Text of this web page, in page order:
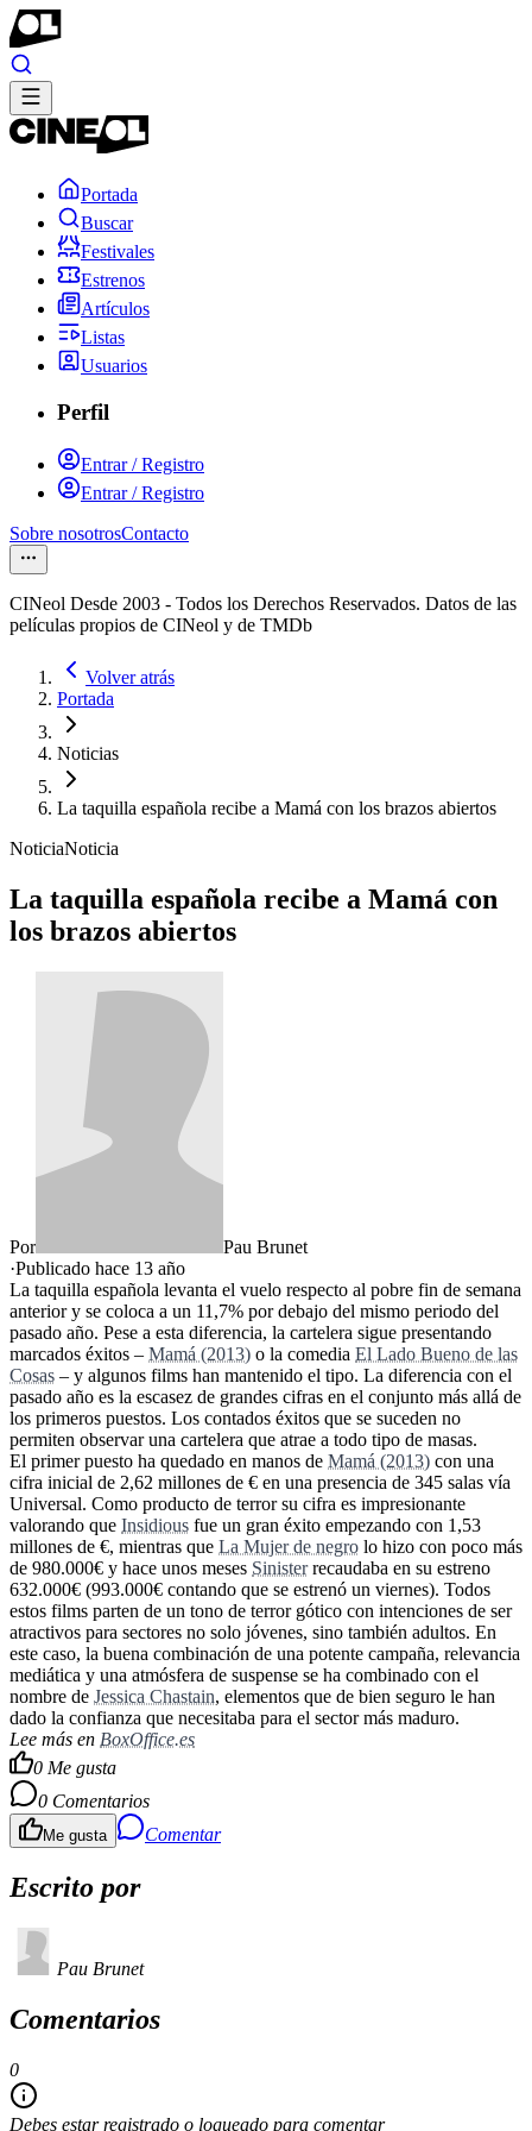
Portada
Buscar
Festivales
Estrenos
Artículos
Listas
Usuarios
Perfil
Entrar / Registro
Entrar / Registro
Sobre nosotrosContacto
CINeol Desde 2003 - Todos los Derechos Reservados. Datos de las
películas propios de CINeol y de TMDb
Volver atrás
Portada
Noticias
La taquilla española recibe a Mamá con los brazos abiertos
NoticiaNoticia
La taquilla española recibe a Mamá con
los brazos abiertos
Por
Pau Brunet
·Publicado hace 13 año
La taquilla española levanta el vuelo respecto al pobre fin de semana
anterior y se coloca a un 11,7% por debajo del mismo periodo del
pasado año. Pese a esta diferencia, la cartelera sigue presentando
marcados éxitos – Mamá (2013) o la comedia El Lado Bueno de las
Cosas – y algunos films han mantenido el tipo. La diferencia con el
pasado año es la escasez de grandes cifras en el conjunto más allá de
los primeros puestos. Los contados éxitos que se suceden no
permiten observar una cartelera que atrae a todo tipo de masas.
El primer puesto ha quedado en manos de Mamá (2013) con una
cifra inicial de 2,62 millones de € en una presencia de 345 salas vía
Universal. Como producto de terror su cifra es impresionante
valorando que Insidious fue un gran éxito empezando con 1,53
millones de €, mientras que La Mujer de negro lo hizo con poco más
de 980.000€ y hace unos meses Sinisterrecaudaba en su estreno
632.000€ (993.000€ contando que se estrenó un viernes). Todos
estos films parten de un tono de terror gótico con intenciones de ser
atractivos para sectores no solo jóvenes, sino también adultos. En
este caso, la buena combinación de una potente campaña, relevancia
mediática y una atmósfera de suspense se ha combinado con el
nombre de Jessica Chastain, elementos que de bien seguro le han
dado la confianza que necesitaba para el sector más maduro.
Lee más en BoxOffice.es
0 Me gusta
0 Comentarios
Me gusta Comentar
Escrito por
Pau Brunet
Comentarios
0
Debes estar registrado o logueado para comentar